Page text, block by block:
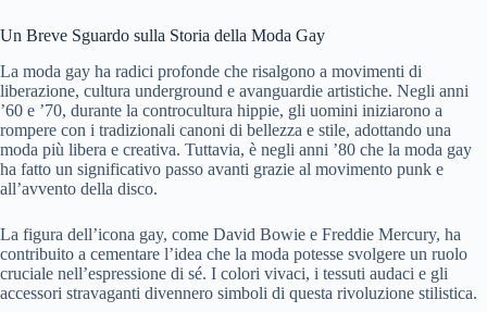
Un Breve Sguardo sulla Storia della Moda Gay
La moda gay ha radici profonde che risalgono a movimenti di
liberazione, cultura underground e avanguardie artistiche. Negli anni
’60 e ’70, durante la controcultura hippie, gli uomini iniziarono a
rompere con i tradizionali canoni di bellezza e stile, adottando una
moda più libera e creativa. Tuttavia, è negli anni ’80 che la moda gay
ha fatto un significativo passo avanti grazie al movimento punk e
all’avvento della disco.
La figura dell’icona gay, come David Bowie e Freddie Mercury, ha
contribuito a cementare l’idea che la moda potesse svolgere un ruolo
cruciale nell’espressione di sé. I colori vivaci, i tessuti audaci e gli
accessori stravaganti divennero simboli di questa rivoluzione stilistica.